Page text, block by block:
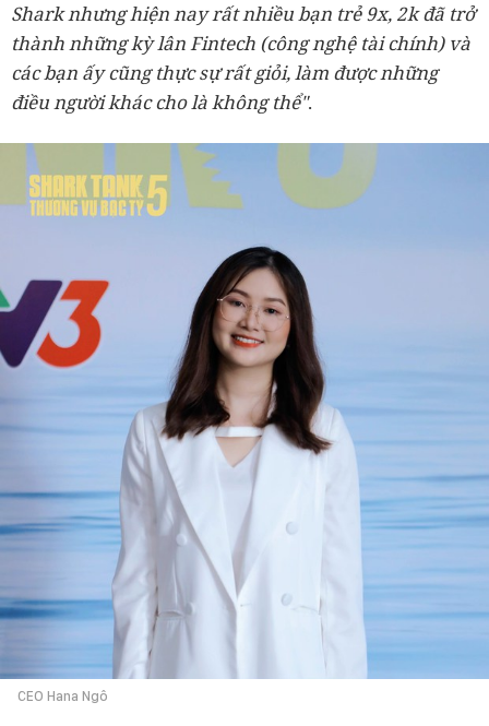
Shark nhưng hiện nay rất nhiều bạn trẻ 9x, 2k đã trở
thành những kỳ lân Fintech (công nghệ tài chính) và
các bạn ấy cũng thực sự rất giỏi, làm được những
điều người khác cho là không thể".
CEO Hana Ngô